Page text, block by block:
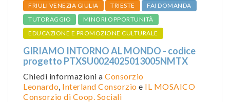
FRIULI VENEZIA GIULIA TRIESTE
FAI DOMANDA
TUTORAGGIO
MINORI OPPORTUNITÀ
EDUCAZIONE E PROMOZIONE CULTURALE
GIRIAMO INTORNO AL MONDO - codice
progetto PTXSU0024025013005NMTX
Chiedi informazioni a Consorzio
Leonardo, Interland Consorzio e IL MOSAICO
Consorzio di Coop. Sociali